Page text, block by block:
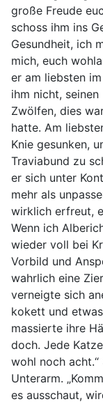
große Freude
schoss ihm ins
Gesundheit, ich
mich, euch
er am liebsten
ihm nicht,
Zwölfen, dies
hatte. Am
Knie gesunken,
Traviabund zu
er sich unter
mehr als
wirklich erfreut,
Wenn ich
wieder voll bei
Vorbild und
wahrlich eine
verneigte sich
kokett und
massierte ihre
doch. Jede
wohl noch
Unterarm.
es ausschaut,